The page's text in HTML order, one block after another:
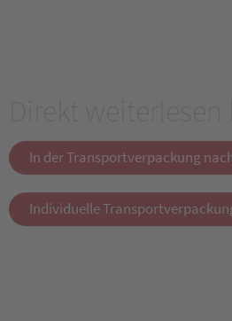
In der Transportverpackung
Individuelle